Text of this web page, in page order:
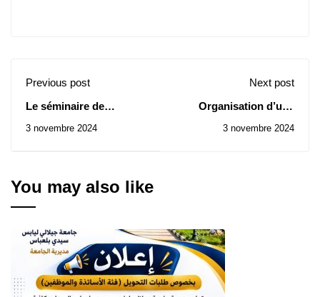
Previous post
Le séminaire de
d'informatique du 02
3 novembre 2024
Next post
Organisation d’une
de l’Union africaine en
3 novembre 2024
You may also like